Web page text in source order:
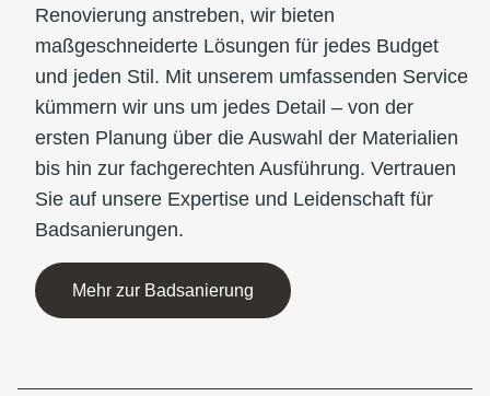
Renovierung anstreben, wir bieten
maßgeschneiderte Lösungen für jedes Budget
und jeden Stil. Mit unserem umfassenden Service
kümmern wir uns um jedes Detail – von der
ersten Planung über die Auswahl der Materialien
bis hin zur fachgerechten Ausführung. Vertrauen
Sie auf unsere Expertise und Leidenschaft für
Badsanierungen.
Mehr zur Badsanierung